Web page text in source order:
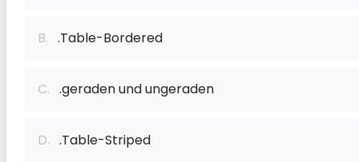
B. .Table-Bordered
C. .geraden und ungeraden
D. .Table-Striped